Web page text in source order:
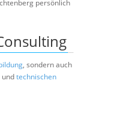
persönlich
, sondern auch
technischen